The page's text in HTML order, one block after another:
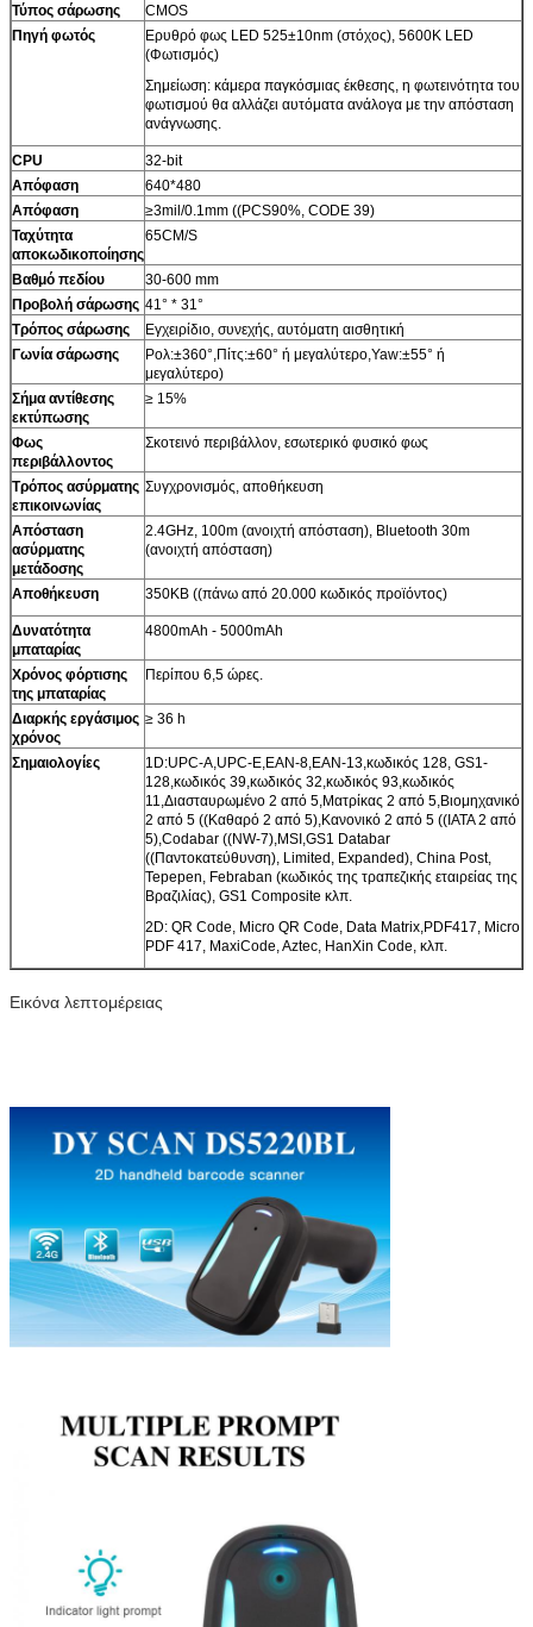
Τύπος σάρωσης
CMOS
Πηγή φωτός
Ερυθρό φως LED 525±10nm (στόχος), 5600K LED
(Φωτισμός)
Σημείωση: κάμερα παγκόσμιας έκθεσης, η φωτεινότητα του
φωτισμού θα αλλάζει αυτόματα ανάλογα με την απόσταση
ανάγνωσης.
CPU
32-bit
Απόφαση
640*480
Απόφαση
≥3mil/0.1mm ((PCS90%, CODE 39)
Ταχύτητα
αποκωδικοποίησης
65CM/S
Βαθμό πεδίου
30-600 mm
Προβολή σάρωσης 41° * 31°
Τρόπος σάρωσης
Εγχειρίδιο, συνεχής, αυτόματη αισθητική
Γωνία σάρωσης
Ρολ:±360°,Πίτς:±60° ή μεγαλύτερο,Yaw:±55° ή
μεγαλύτερο)
Σήμα αντίθεσης
εκτύπωσης
≥ 15%
Φως
περιβάλλοντος
Σκοτεινό περιβάλλον, εσωτερικό φυσικό φως
Τρόπος ασύρματης
επικοινωνίας
Συγχρονισμός, αποθήκευση
Απόσταση
ασύρματης
μετάδοσης
2.4GHz, 100m (ανοιχτή απόσταση), Bluetooth 30m
(ανοιχτή απόσταση)
Αποθήκευση 350KB ((πάνω από 20.000 κωδικός προϊόντος)
Δυνατότητα
μπαταρίας
4800mAh - 5000mAh
Χρόνος φόρτισης
της μπαταρίας
Περίπου 6,5 ώρες.
Διαρκής εργάσιμος
χρόνος
≥ 36 h
Σημαιολογίες
1D:UPC-A,UPC-E,EAN-8,EAN-13,κωδικός 128, GS1-
128,κωδικός 39,κωδικός 32,κωδικός 93,κωδικός
11,Διασταυρωμένο 2 από 5,Ματρίκας 2 από 5,Βιομηχανικό
2 από 5 ((Καθαρό 2 από 5),Κανονικό 2 από 5 ((IATA 2 από
5),Codabar ((NW-7),MSI,GS1 Databar
((Παντοκατεύθυνση), Limited, Expanded), China Post,
Tepepen, Febraban (κωδικός της τραπεζικής εταιρείας της
Βραζιλίας), GS1 Composite κλπ.
2D: QR Code, Micro QR Code, Data Matrix,PDF417, Micro
PDF 417, MaxiCode, Aztec, HanXin Code, κλπ.
Εικόνα λεπτομέρειας